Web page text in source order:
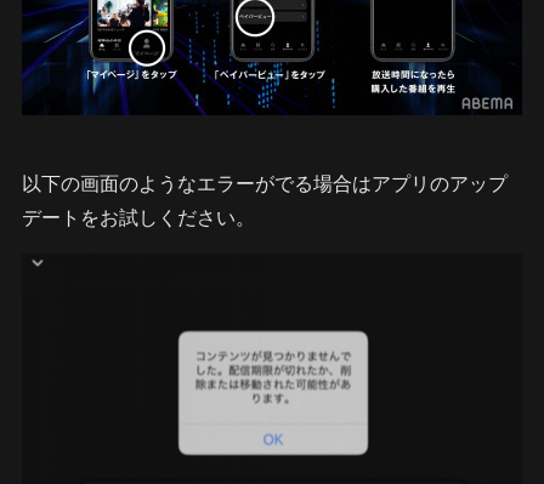
以下の画面のようなエラーがでる場合はアプリのアップ
デートをお試しください。